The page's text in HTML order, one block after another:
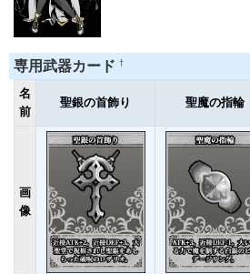
専用武器カード †
名
前
聖銀の首飾り 聖魔の指輪
画
像